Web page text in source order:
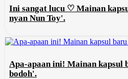
Ini sangat lucu ♡ Mainan
nyan Nun Toy'.
Apa-apaan ini! Mainan
bodoh'.